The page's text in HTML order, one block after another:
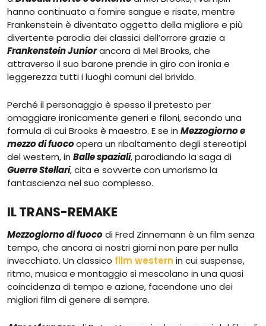
hanno continuato a fornire sangue e risate, mentre
Frankenstein è diventato oggetto della migliore e più
divertente parodia dei classici dell’orrore grazie a
Frankenstein Juniorancora di Mel Brooks, che
attraverso il suo barone prende in giro con ironia e
leggerezza tutti i luoghi comuni del brivido.
Perché il personaggio è spesso il pretesto per
omaggiare ironicamente generi e filoni, secondo una
formula di cui Brooks è maestro. E se in Mezzogiorno e
mezzo di fuocoopera un ribaltamento degli stereotipi
del western, in Balle spaziali, parodiando la saga di
Guerre Stellari, cita e sovverte con umorismo la
fantascienza nel suo complesso.
IL TRANS-REMAKE
Mezzogiorno di fuocodi Fred Zinnemann è un film senza
tempo, che ancora ai nostri giorni non pare per nulla
invecchiato. Un classico film western in cui suspense,
ritmo, musica e montaggio si mescolano in una quasi
coincidenza di tempo e azione, facendone uno dei
migliori film di genere di sempre.